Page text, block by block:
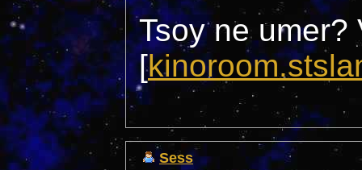
Tsoy ne umer?
[
Sess